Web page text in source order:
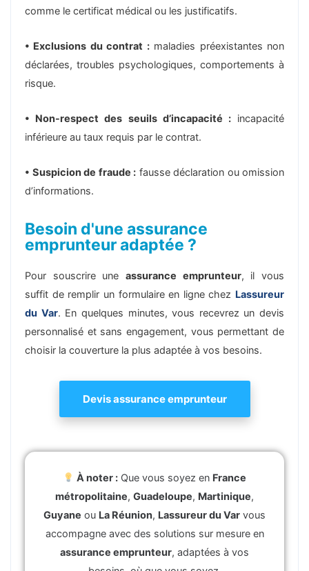
comme le certificat médical ou les justificatifs.
• Exclusions du contrat :maladies préexistantes non
déclarées, troubles psychologiques, comportements à
risque.
• Non-respect des seuils d’incapacité :incapacité
inférieure au taux requis par le contrat.
• Suspicion de fraude : fausse déclaration ou omission
d’informations.
Besoin d'une assurance
emprunteur adaptée ?
Pour souscrire une assurance emprunteur, il vous
suffit de remplir un formulaire en ligne chez Lassureur
du Var. En quelques minutes, vous recevrez un devis
personnalisé et sans engagement, vous permettant de
choisir la couverture la plus adaptée à vos besoins.
Devis assurance emprunteur
À noter : Que vous soyez en France
métropolitaine, Guadeloupe, Martinique,
Guyane ou La Réunion, Lassureur du Var vous
accompagne avec des solutions sur mesure en
assurance emprunteur, adaptées à vos